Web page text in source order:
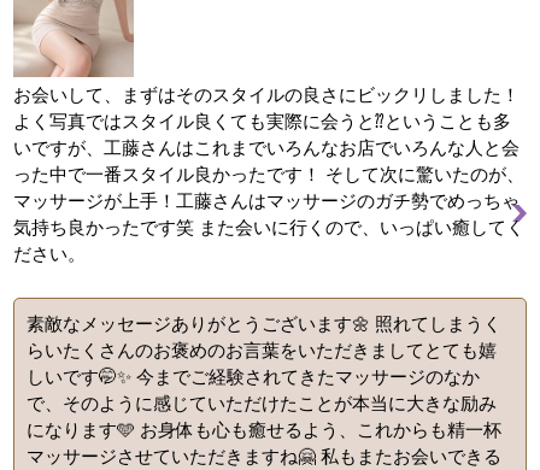
お会いして、まずはそのスタイルの良さにビックリしました！
よく写真ではスタイル良くても実際に会うと⁇ということも多
いですが、工藤さんはこれまでいろんなお店でいろんな人と会
った中で一番スタイル良かったです！ そして次に驚いたのが、
マッサージが上手！工藤さんはマッサージのガチ勢でめっちゃ
気持ち良かったです笑 また会いに行くので、いっぱい癒してく
ださい。
素敵なメッセージありがとうございます🌼 照れてしまうく
らいたくさんのお褒めのお言葉をいただきましてとても嬉
しいです🤭✨️ 今までご経験されてきたマッサージのなか
で、そのように感じていただけたことが本当に大きな励み
になります🩵 お身体も心も癒せるよう、これからも精一杯
マッサージさせていただきますね🤗 私もまたお会いできる